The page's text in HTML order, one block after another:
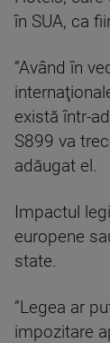
în SUA, ca
”Având în
există într-
S899 va
adăugat el.
Impactul
europene
state.
”Legea ar
impozitare